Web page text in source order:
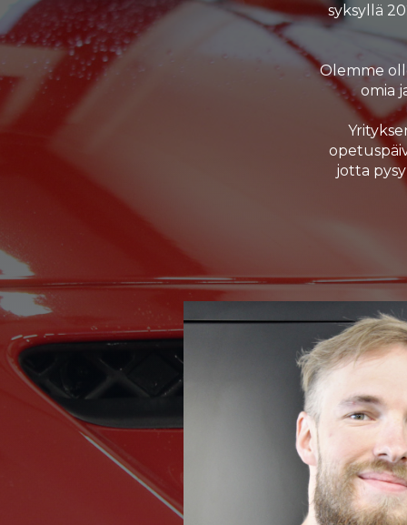
syksyllä
Olemme
omia
jotta